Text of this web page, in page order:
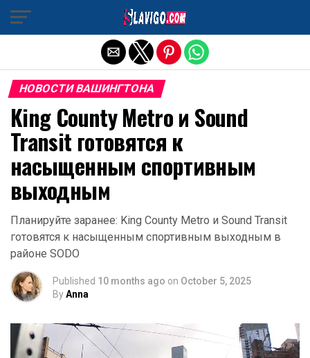
НОВОСТИ ВАШИНГТОНА
King County Metro и Sound
Transit готовятся к
насыщенным спортивным
выходным
Планируйте заранее: King County Metro и Sound Transit
готовятся к насыщенным спортивным выходным в
районе SODO
Published 10 months ago on October 5, 2025
ByAnna
Exit mobile version